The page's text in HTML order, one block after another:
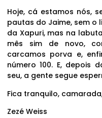
Hoje, cá estamos nós,
pautas do Jaime, sem o
da Xapuri, mas na
mês sim de novo,
carcamos porva e,
número 100. E, depois
seu, a gente segue
Fica tranquilo,
Zezé Weiss